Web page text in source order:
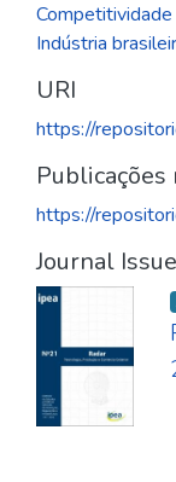
Indústria
URI
https://
https://
Journal Issue